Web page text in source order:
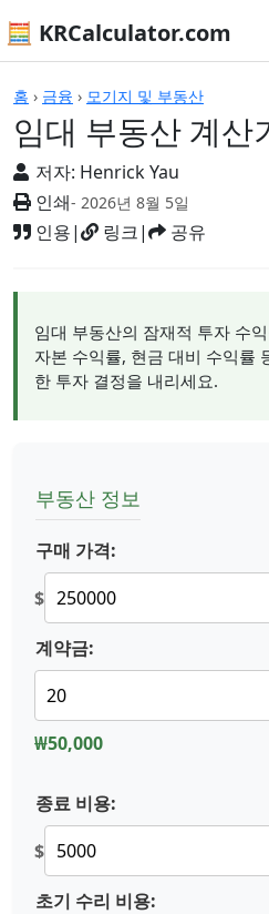
🧮 KRCalculator.com
홈 › 금융 › 모기지 및 부동산
임대 부동산 계산
저자: Henrick Yau
인쇄- 2026년 8월 5일
인용| 링크| 공유
계산기
임대 부동산의 잠재적 투자 수
자본 수익률, 현금 대비 수익률
한 투자 결정을 내리세요.
부동산 정보
구매 가격:
$
계약금:
₩50,000
종료 비용:
$
초기 수리 비용: